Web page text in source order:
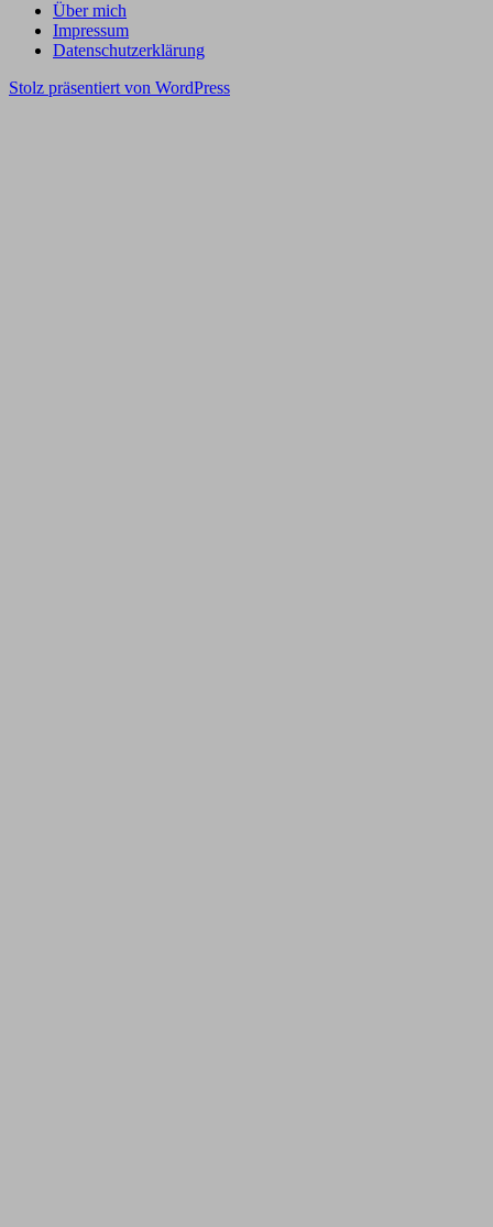
Über mich
Impressum
Datenschutzerklärung
Stolz präsentiert von WordPress